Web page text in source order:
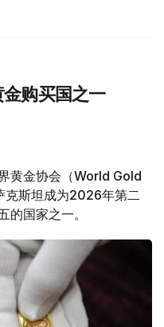
购买国之一
黄金协会（World Gold
克斯坦成为2026年第二
的国家之一。